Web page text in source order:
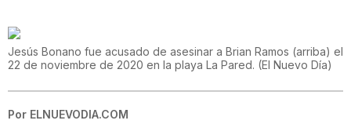
Jesús Bonano fue acusado de asesinar a Brian Ramos (arriba) el
22 de noviembre de 2020 en la playa La Pared. (El Nuevo Día)
Por ELNUEVODIA.COM